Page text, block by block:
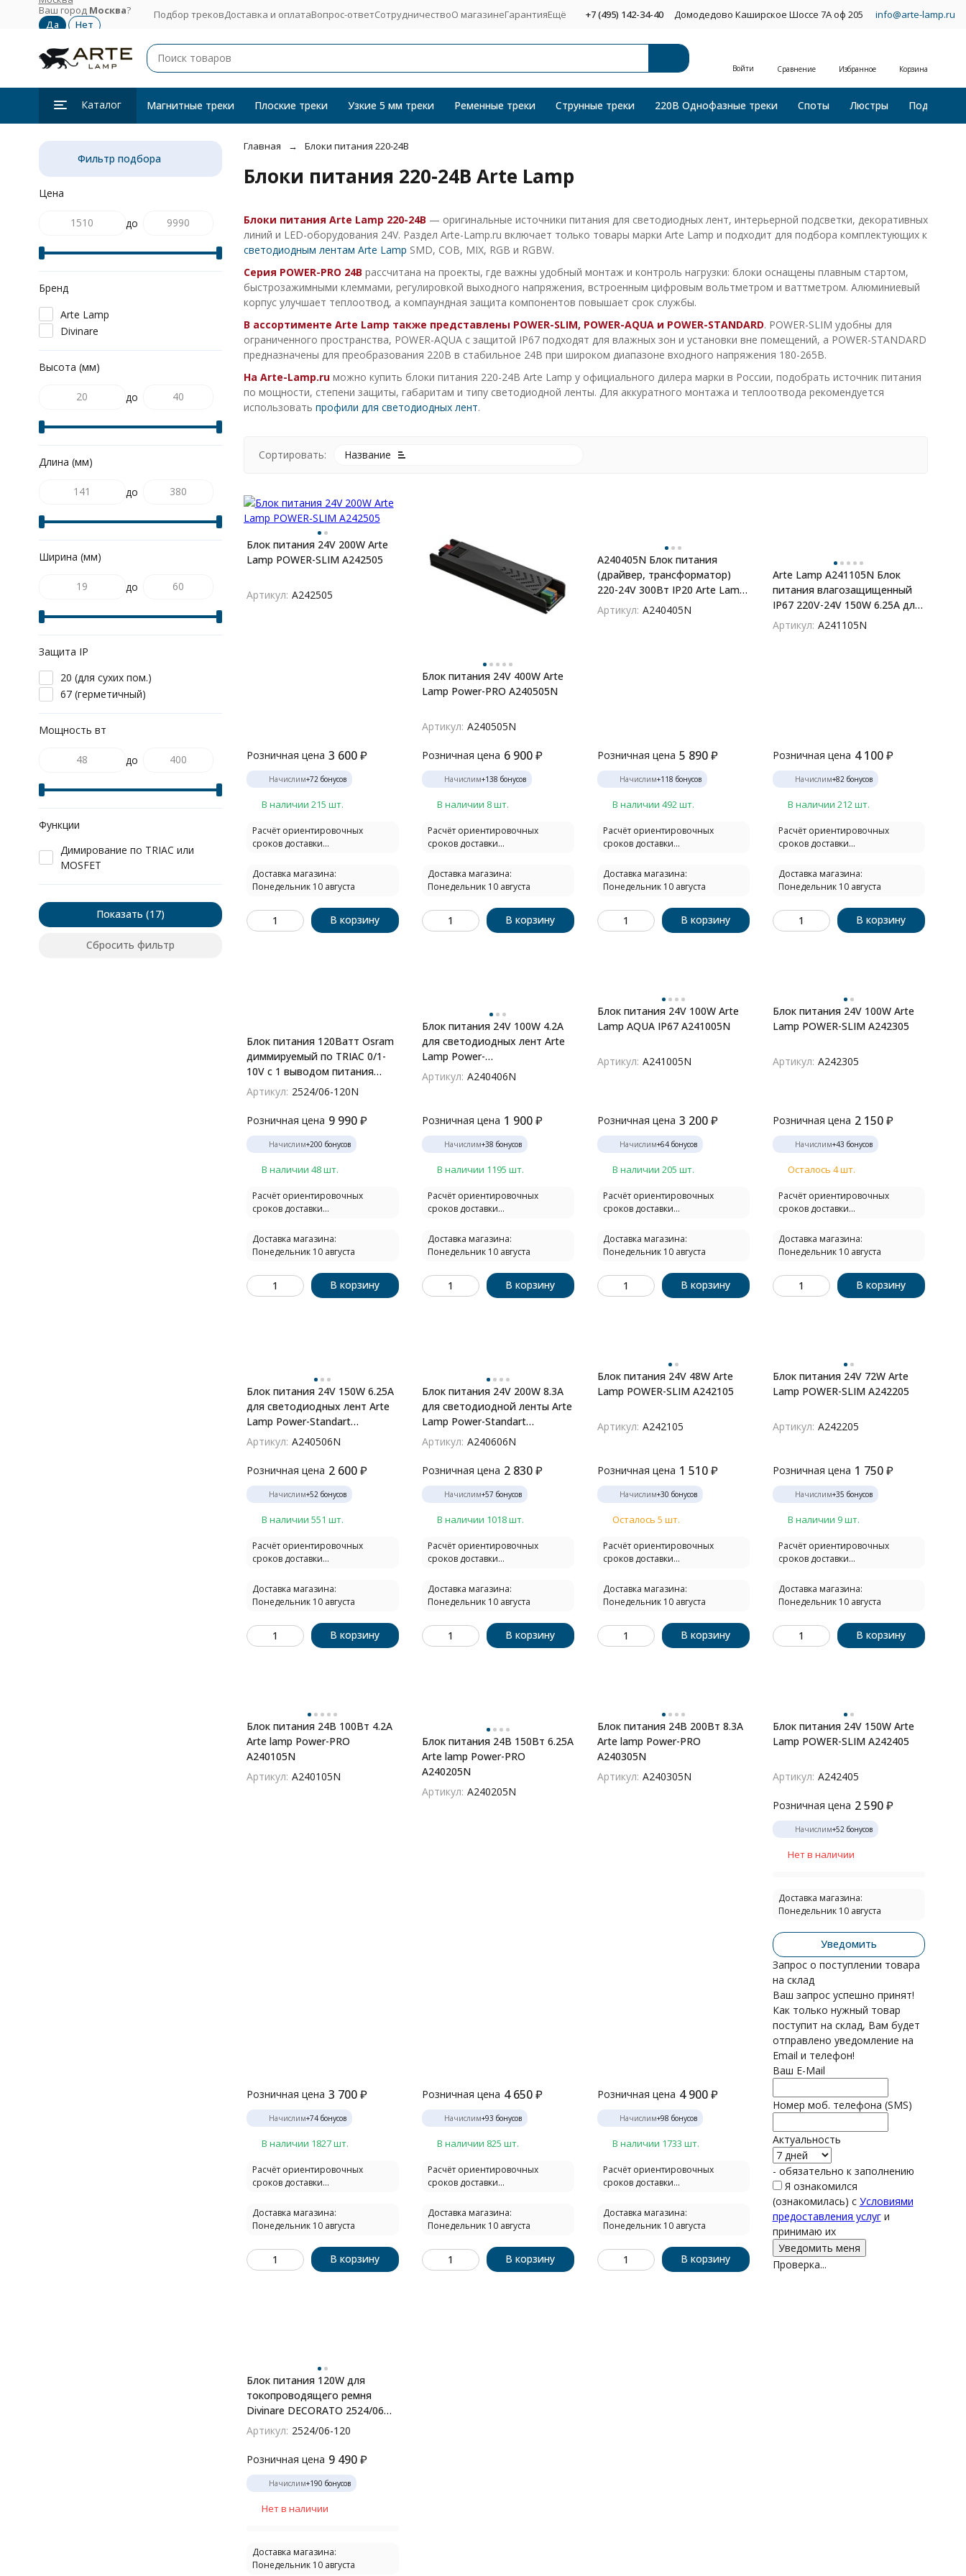
Ваш город Москва? Подбор трековДоставка и оплатаВопрос-ответСотрудничествоО магазинеГарантияЕщё +7 (495) 142-34-40 Домодедово Каширское Шоссе 7А оф 205 info@arte-lamp.ru
Войти Сравнение Избранное Корзина
Каталог Магнитные треки Плоские треки Узкие 5 мм треки Ременные треки Струнные треки 220В Однофазные треки Споты Люстры Подвесные
Главная Блоки питания 220-24В
Блоки питания 220-24В Arte Lamp
Блоки питания Arte Lamp 220-24В — оригинальные источники питания для светодиодных лент, интерьерной подсветки, декоративных
линий и LED-оборудования 24V. Раздел Arte-Lamp.ru включает только товары марки Arte Lamp и подходит для подбора комплектующих к
светодиодным лентам Arte Lamp SMD, COB, MIX, RGB и RGBW.
Серия POWER-PRO 24В рассчитана на проекты, где важны удобный монтаж и контроль нагрузки: блоки оснащены плавным стартом,
быстрозажимными клеммами, регулировкой выходного напряжения, встроенным цифровым вольтметром и ваттметром. Алюминиевый
корпус улучшает теплоотвод, а компаундная защита компонентов повышает срок службы.
В ассортименте Arte Lamp также представлены POWER-SLIM, POWER-AQUA и POWER-STANDARD. POWER-SLIM удобны для
ограниченного пространства, POWER-AQUA с защитой IP67 подходят для влажных зон и установки вне помещений, а POWER-STANDARD
предназначены для преобразования 220В в стабильное 24В при широком диапазоне входного напряжения 180-265В.
На Arte-Lamp.ruможно купить блоки питания 220-24В Arte Lamp у официального дилера марки в России, подобрать источник питания
по мощности, степени защиты, габаритам и типу светодиодной ленты. Для аккуратного монтажа и теплоотвода рекомендуется
использовать профили для светодиодных лент.
Сортировать: Название
покупателей
Блок питания 24V 200W Arte
Lamp POWER-SLIM A242505
Артикул: A242505
Розничная цена 3 600 ₽
Начислим+72бонусов
В наличии 215 шт.
Расчёт ориентировочных
сроков доставки...
Доставка магазина:
Понедельник 10 августа
В корзину
Блок питания 24V 400W Arte
Lamp Power-PRO A240505N
Артикул: A240505N
Розничная цена 6 900 ₽
Начислим+138 бонусов
В наличии 8 шт.
Расчёт ориентировочных
сроков доставки...
Доставка магазина:
Понедельник 10 августа
В корзину
A240405N Блок питания
(драйвер, трансформатор)
220-24V 300Вт IP20 Arte Lamp
PRO
Артикул: A240405N
Розничная цена 5 890 ₽
Начислим+118 бонусов
В наличии 492 шт.
Расчёт ориентировочных
сроков доставки...
Доставка магазина:
Понедельник 10 августа
В корзину
Arte Lamp A241105N Блок
питания влагозащищенный
IP67 220V-24V 150W 6.25А для
светодиодных лент
Артикул: A241105N
Розничная цена 4 100 ₽
Начислим+82бонусов
В наличии 212 шт.
Расчёт ориентировочных
сроков доставки...
Доставка магазина:
Понедельник 10 августа
В корзину
Блок питания 120Ватт Osram
диммируемый по TRIAC 0/1-
10V с 1 выводом питания
Divinare Decorato 2524/06-
120N
Артикул: 2524/06-120N
Розничная цена 9 990 ₽
Начислим+200 бонусов
В наличии 48 шт.
Расчёт ориентировочных
сроков доставки...
Доставка магазина:
Понедельник 10 августа
В корзину
Блок питания 24V 100W 4.2А
для светодиодных лент Arte
Lamp Power-
StandartA240406N
Артикул: A240406N
Розничная цена 1 900 ₽
Начислим+38 бонусов
В наличии 1195 шт.
Расчёт ориентировочных
сроков доставки...
Доставка магазина:
Понедельник 10 августа
В корзину
Блок питания 24V 100W Arte
Lamp AQUA IP67 A241005N
Артикул: A241005N
Розничная цена 3 200 ₽
Начислим+64бонусов
В наличии 205 шт.
Расчёт ориентировочных
сроков доставки...
Доставка магазина:
Понедельник 10 августа
В корзину
Блок питания 24V 100W Arte
Lamp POWER-SLIM A242305
Артикул: A242305
Розничная цена 2 150 ₽
Начислим+43 бонусов
Осталось 4 шт.
Расчёт ориентировочных
сроков доставки...
Доставка магазина:
Понедельник 10 августа
В корзину
Блок питания 24V 150W 6.25А
для светодиодных лент Arte
Lamp Power-Standart
A240506N
Артикул: A240506N
Розничная цена 2 600 ₽
Начислим+52бонусов
В наличии 551 шт.
Расчёт ориентировочных
сроков доставки...
Доставка магазина:
Понедельник 10 августа
В корзину
Блок питания 24V 200W 8.3А
для светодиодной ленты Arte
Lamp Power-Standart
A240606N
Артикул: A240606N
Розничная цена 2 830 ₽
Начислим+57 бонусов
В наличии 1018 шт.
Расчёт ориентировочных
сроков доставки...
Доставка магазина:
Понедельник 10 августа
В корзину
Блок питания 24V 48W Arte
Lamp POWER-SLIM A242105
Артикул: A242105
Розничная цена 1 510 ₽
Начислим+30 бонусов
Осталось 5 шт.
Расчёт ориентировочных
сроков доставки...
Доставка магазина:
Понедельник 10 августа
В корзину
Блок питания 24V 72W Arte
Lamp POWER-SLIM A242205
Артикул: A242205
Розничная цена 1 750 ₽
Начислим+35 бонусов
В наличии 9 шт.
Расчёт ориентировочных
сроков доставки...
Доставка магазина:
Понедельник 10 августа
В корзину
Блок питания 24В 100Вт 4.2А
Arte lamp Power-PRO
A240105N
Артикул: A240105N
Розничная цена 3 700 ₽
Начислим+74бонусов
В наличии 1827 шт.
Расчёт ориентировочных
сроков доставки...
Доставка магазина:
Понедельник 10 августа
В корзину
Блок питания 24В 150Вт 6.25А
Arte lamp Power-PRO
A240205N
Артикул: A240205N
Розничная цена 4 650 ₽
Начислим+93 бонусов
В наличии 825 шт.
Расчёт ориентировочных
сроков доставки...
Доставка магазина:
Понедельник 10 августа
В корзину
Блок питания 24В 200Вт 8.3А
Arte lamp Power-PRO
A240305N
Артикул: A240305N
Розничная цена 4 900 ₽
Начислим+98 бонусов
В наличии 1733 шт.
Расчёт ориентировочных
сроков доставки...
Доставка магазина:
Понедельник 10 августа
В корзину
Блок питания 24V 150W Arte
Lamp POWER-SLIM A242405
Артикул: A242405
Розничная цена 2 590 ₽
Начислим+52бонусов
Нет в наличии
Доставка магазина:
Понедельник 10 августа
Уведомить
Запрос о поступлении товара
на склад
Ваш запрос успешно принят!
Как только нужный товар
поступит на склад, Вам будет
отправлено уведомление на
Email и телефон!
Ваш E-Mail
Номер моб. телефона (SMS)
Актуальность
- обязательно к заполнению
Я ознакомился
(ознакомилась) с Условиями
предоставления услуги
принимаю их
Проверка...
Блок питания 120W для
токопроводящего ремня
Divinare DECORATO 2524/06
-120
Артикул: 2524/06-120
Розничная цена 9 490 ₽
Начислим+190 бонусов
Нет в наличии
Доставка магазина:
Понедельник 10 августа
Фильтр подбора
Цена
до
Бренд
Arte Lamp
Divinare
Высота (мм)
до
Длина (мм)
до
Ширина (мм)
до
Защита IP
20 (для сухих пом.)
67 (герметичный)
Мощность вт
до
Функции
Димирование по TRIAC или
MOSFET
Показать
Сбросить фильтр